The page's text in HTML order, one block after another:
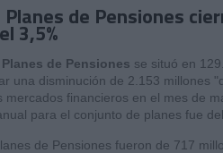
de Pensiones
3,5%
Planes de Pensiones se situó en
una disminución de 2.153 millones
mercados financieros en el mes de
para el conjunto de planes fue del
de Pensiones fueron de 717